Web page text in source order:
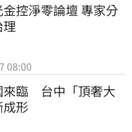
控淨零論壇 專家分
理
08:00
臨　台中「頂奢大
形